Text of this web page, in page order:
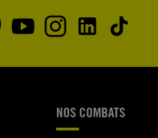
NOS COMBATS